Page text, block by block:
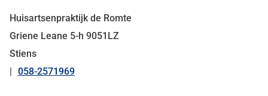
Huisartsenpraktijk de Romte
Griene Leane 5-h 9051LZ
Stiens
Tel:
058-2571969